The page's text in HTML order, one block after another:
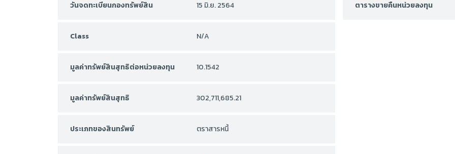
วันจดทะเบียนกองทรัพย์สิน 15 มิ.ย. 2564
Class N/A
มูลค่าทรัพย์สินสุทธิต่อหน่วยลงทุน 10.1542
มูลค่าทรัพย์สินสุทธิ 302,711,685.21
ประเภทของสินทรัพย์ ตราสารหนี้
ตารางขายคืนหน่วยลงทุน